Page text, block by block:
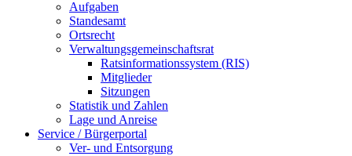
Aufgaben
Standesamt
Ortsrecht
Verwaltungsgemeinschaftsrat
Ratsinformationssystem (RIS)
Mitglieder
Sitzungen
Statistik und Zahlen
Lage und Anreise
Service / Bürgerportal
Ver- und Entsorgung